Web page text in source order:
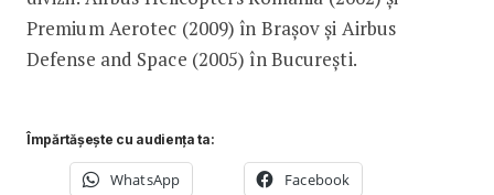
Premium Aerotec (2009) în Brașov și Airbus
Defense and Space (2005) în București.
Împărtășește cu audiența ta:
WhatsApp Facebook